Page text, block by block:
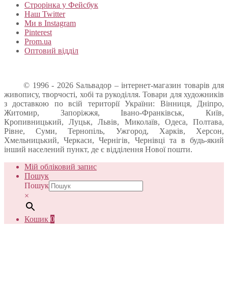
Строрінка у Фейсбук
Наш Twitter
Ми в Instagram
Pinterest
Prom.ua
Оптовий відділ
© 1996 - 2026 Sальвадор – інтернет-магазин товарів для
живопису, творчості, хобі та рукоділля. Товари для художників
з доставкою по всій території України: Вінниця, Дніпро,
Житомир, Запоріжжя, Івано-Франківськ, Київ,
Кропивницький, Луцьк, Львів, Миколаїв, Одеса, Полтава,
Рівне, Суми, Тернопіль, Ужгород, Харків, Херсон,
Хмельницький, Черкаси, Чернігів, Чернівці та в будь-який
інший населений пункт, де є відділення Нової пошти.
Мій обліковий запис
Пошук
Пошук
×
Кошик 0